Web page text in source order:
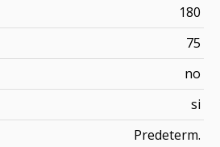
180
75
no
si
Predeterm.